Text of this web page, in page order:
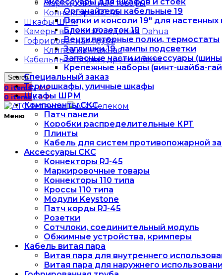
Маркировочные товары
Коннекторы RJ-45
Шкафы ШРМ
Камеры видеонаблюдения Dahua
Гофрированная труба
Клипса монтажная
Кабельные сборки, дроп-кабели
Search
0 items / 0₽
0 items / 0₽
Меню
Органайзеры кабельные 19
Полки и консоли 19" для
Блоки розеток 19
Вентиляторные полки, термостаты
Заглушки 19, лампы подсветки
Запасные части и аксессуары
Крепежные наборы (винт-шайба-
Специальный заказ
Термошкафы, уличные шкафы
Шкафы ШРМ
Компоненты СКС
Патч панели
Коробки распределительные КРТ
Плинты
Кабель для систем противопожарной
Аксессуары СКС
Коннекторы RJ-45
Маркировочные товары
Коннекторы 110 типа
Кроссы 110 типа
Модули Keystone
Патч корды RJ-45
Розетки
Сотчлоки, соединительный модуль
Обжимные устройства, кримперы
Кабель витая пара
Витая пара для внутреннего
Витая пара для наружнего